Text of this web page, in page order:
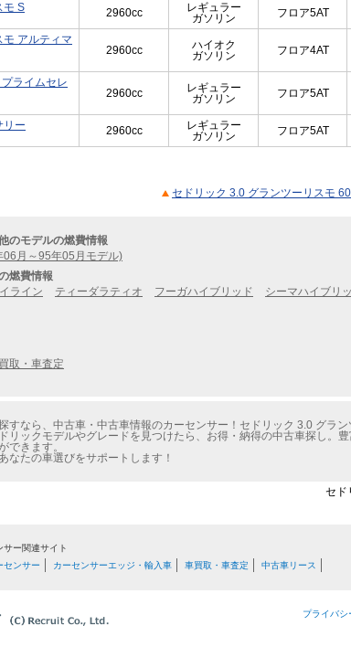
モ S
2960cc
レギュラー
ガソリン
フロア5AT
アルティマ
2960cc
ハイオク
ガソリン
フロア4AT
ライムセレ
2960cc
レギュラー
ガソリン
フロア5AT
リー
2960cc
レギュラー
ガソリン
フロア5AT
セドリック 3.0 グランツーリスモ
のモデルの燃費情報
06月～95年05月モデル)
燃費情報
ライン ティーダラティオ フーガハイブリッド シーマハイブリ
取・車査定
すなら、中古車・中古車情報のカーセンサー！セドリック 3.0 グラ
リックモデルやグレードを見つけたら、お得・納得の中古車探し。
できます。
なたの車選びをサポートします！
セド
ー関連サイト
センサー
カーセンサーエッジ・輸入車 車買取・車査定 中古車リース
プライバシ